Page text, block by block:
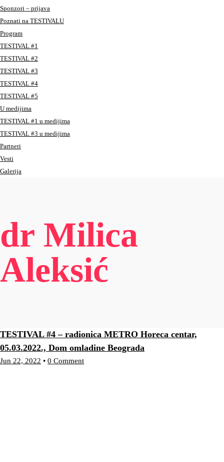
Sponzori – prijava
Poznati na TESTIVALU
Program
TESTIVAL #1
TESTIVAL #2
TESTIVAL #3
TESTIVAL #4
TESTIVAL #5
U medijima
TESTIVAL #1 u medijima
TESTIVAL #3 u medijima
Partneri
Vesti
Galerija
dr Milica
Aleksić
TESTIVAL #4 – radionica METRO Horeca centar,
05.03.2022., Dom omladine Beograda
Jun 22, 2022 • 0 Comment